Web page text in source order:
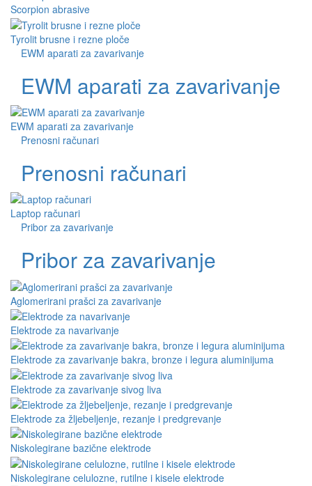
Scorpion abrasive
Tyrolit brusne i rezne ploče
EWM aparati za zavarivanje
EWM aparati za zavarivanje
EWM aparati za zavarivanje
Prenosni računari
Prenosni računari
Laptop računari
Pribor za zavarivanje
Pribor za zavarivanje
Aglomerirani prašci za zavarivanje
Elektrode za navarivanje
Elektrode za zavarivanje bakra, bronze i legura aluminijuma
Elektrode za zavarivanje sivog liva
Elektrode za žljebeljenje, rezanje i predgrevanje
Niskolegirane bazične elektrode
Niskolegirane celulozne, rutilne i kisele elektrode